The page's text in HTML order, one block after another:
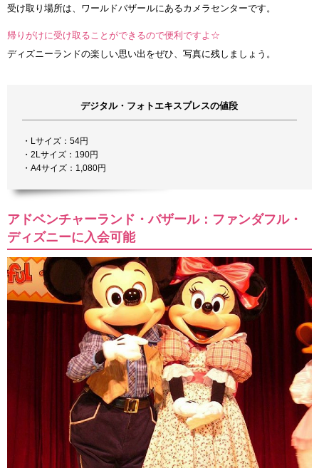
受け取り場所は、ワールドバザールにあるカメラセンターです。
帰りがけに受け取ることができるので便利ですよ☆
ディズニーランドの楽しい思い出をぜひ、写真に残しましょう。
デジタル・フォトエキスプレスの値段
・Lサイズ：54円
・2Lサイズ：190円
・A4サイズ：1,080円
アドベンチャーランド・バザール：ファンダフル・
ディズニーに入会可能